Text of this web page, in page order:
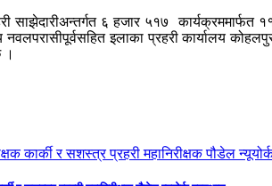
साझेदारीअन्तर्गत ६ हजार ५१७ कार्यक्रममार्फत
नवलपरासीपूर्वसहित इलाका प्रहरी कार्यालय
।